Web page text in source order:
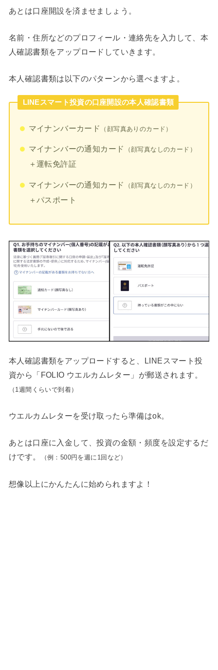
あとは口座開設を済ませましょう。
名前・住所などのプロフィール・連絡先を入力して、本
人確認書類をアップロードしていきます。
本人確認書類は以下のパターンから選べますよ。
LINEスマート投資の口座開設の本人確認書類
マイナンバーカード （顔写真ありのカード）
マイナンバーの通知カード （顔写真なしのカード）
＋運転免許証
マイナンバーの通知カード （顔写真なしのカード）
＋パスポート
本人確認書類をアップロードすると、LINEスマート投
資から「FOLIO ウエルカムレター」が郵送されます。
（1週間くらいで到着）
ウエルカムレターを受け取ったら準備はok。
あとは口座に入金して、投資の金額・頻度を設定するだ
けです。
（例：500円を週に1回など）
想像以上にかんたんに始められますよ！